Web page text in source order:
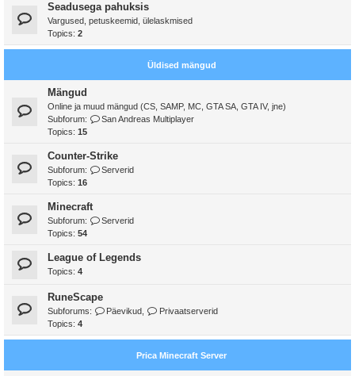
Seadusega pahuksis
Vargused, petuskeemid, ülelaskmised
Topics: 2
Üldised mängud
Mängud
Online ja muud mängud (CS, SAMP, MC, GTA SA, GTA IV, jne)
Subforum:
San Andreas Multiplayer
Topics: 15
Counter-Strike
Subforum:
Serverid
Topics: 16
Minecraft
Subforum:
Serverid
Topics: 54
League of Legends
Topics: 4
RuneScape
Subforums: Päevikud
Privaatserverid
Topics: 4
Prica Minecraft Server